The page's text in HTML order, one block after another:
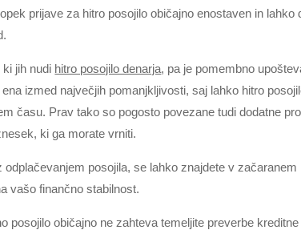
prijave za hitro posojilo običajno enostaven in
jih nudi hitro posojilo denarja, pa je pomembno
izmed največjih pomanjkljivosti, saj lahko hitro
času. Prav tako so pogosto povezane tudi dodatne
ki ga morate vrniti.
odplačevanjem posojila, se lahko znajdete v
vašo finančno stabilnost.
posojilo običajno ne zahteva temeljite preverbe